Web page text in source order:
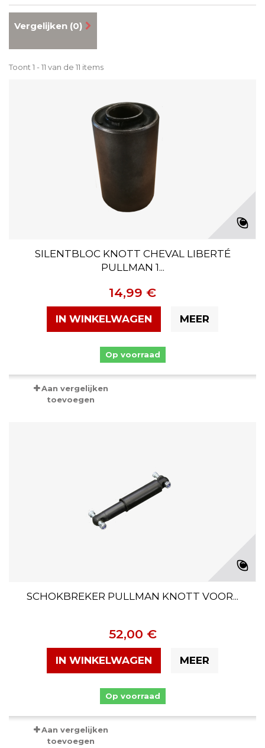
Vergelijken (0)
Toont 1 - 11 van de 11 items
SILENTBLOC KNOTT CHEVAL LIBERTÉ
PULLMAN 1...
14,99 €
IN WINKELWAGEN MEER
Op voorraad
Aan vergelijken
toevoegen
SCHOKBREKER PULLMAN KNOTT VOOR...
52,00 €
IN WINKELWAGEN MEER
Op voorraad
Aan vergelijken
toevoegen